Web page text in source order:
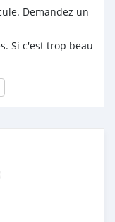
Demandez un
Si c'est trop beau